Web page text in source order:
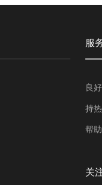
服
良
持
帮
关